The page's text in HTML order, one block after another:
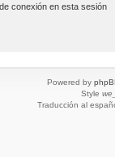
conexión en esta sesión
Powered by
Style
Traducción al